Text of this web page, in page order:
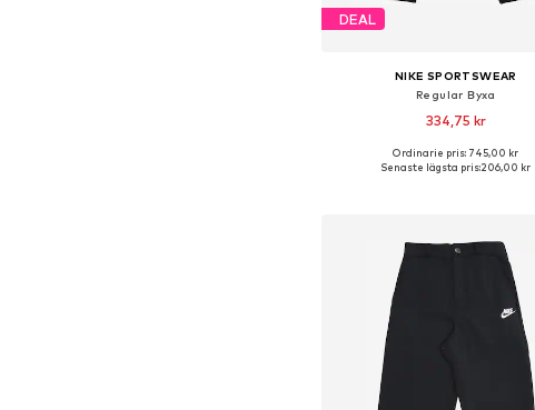
DEAL
NIKE SPORTSWEAR
Regular Byxa
334,75 kr
Tillgänglig i många storlekar
Ordinarie pris: 745,00 kr
Senaste lägsta pris:206,00 kr